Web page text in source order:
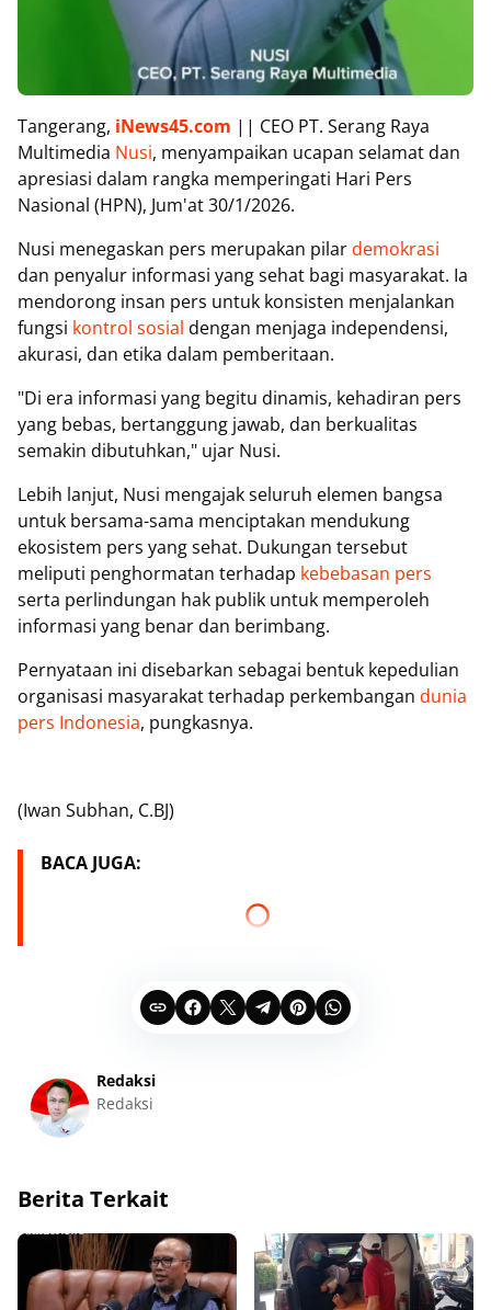
Tangerang, iNews45.com || CEO PT. Serang Raya
Multimedia Nusi, menyampaikan ucapan selamat dan
apresiasi dalam rangka memperingati Hari Pers
Nasional (HPN), Jum'at 30/1/2026.
Nusi menegaskan pers merupakan pilardemokrasi
dan penyalur informasi yang sehat bagi masyarakat. Ia
mendorong insan pers untuk konsisten menjalankan
fungsi kontrol sosial dengan menjaga independensi,
akurasi, dan etika dalam pemberitaan.
"Di era informasi yang begitu dinamis, kehadiran pers
yang bebas, bertanggung jawab, dan berkualitas
semakin dibutuhkan," ujar Nusi.
Lebih lanjut, Nusi mengajak seluruh elemen bangsa
untuk bersama-sama menciptakan mendukung
ekosistem pers yang sehat. Dukungan tersebut
meliputi penghormatan terhadap kebebasan pers
serta perlindungan hak publik untuk memperoleh
informasi yang benar dan berimbang.
Pernyataan ini disebarkan sebagai bentuk kepedulian
organisasi masyarakat terhadap perkembangan dunia
pers Indonesia, pungkasnya.
(Iwan Subhan, C.BJ)
BACA JUGA:
Redaksi
Redaksi
Berita Terkait